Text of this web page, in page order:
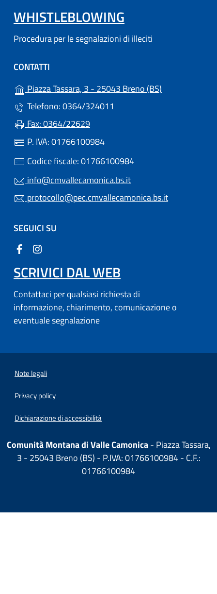
WHISTLEBLOWING
Procedura per le segnalazioni di illeciti
CONTATTI
Piazza Tassara, 3 - 25043 Breno (BS)
Telefono: 0364/324011
Fax: 0364/22629
P. IVA: 01766100984
Codice fiscale: 01766100984
info@cmvallecamonica.bs.it
protocollo@pec.cmvallecamonica.bs.it
SEGUICI SU
SCRIVICI DAL WEB
Contattaci per qualsiasi richiesta di
informazione, chiarimento, comunicazione o
eventuale segnalazione
Note legali
Privacy policy
Dichiarazione di accessibilità
Comunità Montana di Valle Camonica- Piazza Tassara,
3 - 25043 Breno (BS) - P.IVA: 01766100984 - C.F.:
01766100984